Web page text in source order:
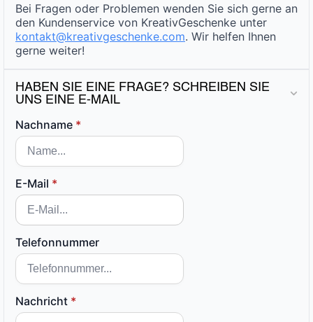
Bei Fragen oder Problemen wenden Sie sich gerne an
den Kundenservice von KreativGeschenke unter
kontakt@kreativgeschenke.com. Wir helfen Ihnen
gerne weiter!
HABEN SIE EINE FRAGE? SCHREIBEN SIE
UNS EINE E-MAIL
Nachname *
E-Mail *
Telefonnummer
Nachricht *